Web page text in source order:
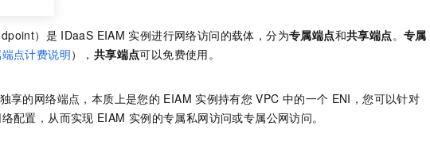
）是 IDaaS EIAM 实例进行网络访问的载体，分为专属端点和共享端点。专属
点计费说明）， 共享端点可以免费使用。
享的网络端点，本质上是您的 EIAM 实例持有您 VPC 中的一个 ENI，您可以针对
配置，从而实现 EIAM 实例的专属私网访问或专属公网访问。
旗舰 MoE 大模型，百万上下文与顶尖推理能力
GLM-5.2
图生视频，流畅自然，细节丰富
容器服务 Kubernetes 版 ACK
提供一站式管理容器应用的 K8s 服务
云防火墙
创新
万小智 AI 建站低至 15元/月
送.CN域名，送备案服务码
Night Plan 支持 Qwen 3.8-Max
夜间 5 折，Qwen/Meoo/TokenPlan 客户专享
AI 短剧/漫剧
AI 办公
AI智能应用，一键激活高效办公新体验
快递物流查询
企业应用
ERP
WordPress
Red Hat
成为服务伙伴
科研合作